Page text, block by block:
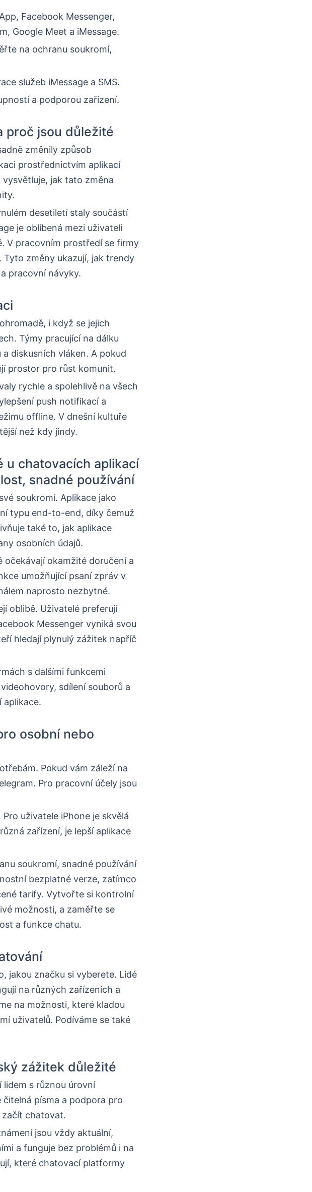
Facebook Messenger,
Google Meet a iMessage.
na ochranu soukromí,
služeb iMessage a SMS.
a podporou zařízení.
proč jsou důležité
změnily způsob
prostřednictvím aplikací
jak tato změna
desetiletí staly součástí
je oblíbená mezi uživateli
V pracovním prostředí se firmy
změny ukazují, jak trendy
pracovní návyky.
i když se jejich
Týmy pracující na dálku
diskusních vláken. A pokud
prostor pro růst komunit.
rychle a spolehlivě na všech
push notifikací a
offline. V dnešní kultuře
než kdy jindy.
u chatovacích aplikací
snadné používání
soukromí. Aplikace jako
typu end-to-end, díky čemuž
také to, jak aplikace
osobních údajů.
očekávají okamžité doručení a
umožňující psaní zpráv v
naprosto nezbytné.
oblibě. Uživatelé preferují
Messenger vyniká svou
hledají plynulý zážitek napříč
s dalšími funkcemi
sdílení souborů a
osobní nebo
Pokud vám záleží na
Pro pracovní účely jsou
uživatele iPhone je skvělá
zařízení, je lepší aplikace
soukromí, snadné používání
bezplatné verze, zatímco
tarify. Vytvořte si kontrolní
možnosti, a zaměřte se
a funkce chatu.
jakou značku si vyberete. Lidé
na různých zařízeních a
na možnosti, které kladou
uživatelů. Podíváme se také
zážitek důležité
lidem s různou úrovní
písma a podpora pro
chatovat.
jsou vždy aktuální,
a funguje bez problémů i na
které chatovací platformy